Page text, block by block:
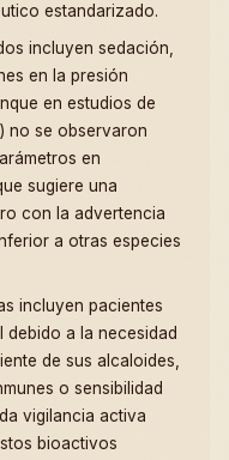
estandarizado.
incluyen sedación,
en la presión
en estudios de
) no se observaron
en
sugiere una
con la advertencia
a otras especies
incluyen pacientes
a la necesidad
de sus alcaloides,
o sensibilidad
vigilancia activa
bioactivos